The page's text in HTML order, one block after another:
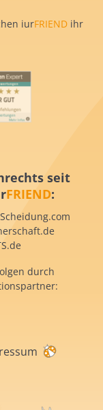
iurFRIEND ihr
seit
FRIEND:
durch